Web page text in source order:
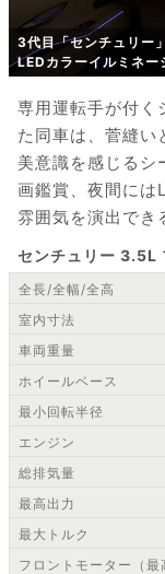
3代目「センチュリー
LEDカラーイルミネー
専用運転手が付く
た同車は、菅縫い
美意識を感じるシ
画鑑賞、夜間には
雰囲気を演出でき
センチュリー 3.5L
全長/全幅/全高
室内寸法
車両重量
ホイールベース
最小回転半径
エンジン
総排気量
最高出力
最大トルク
フロントモーター（最